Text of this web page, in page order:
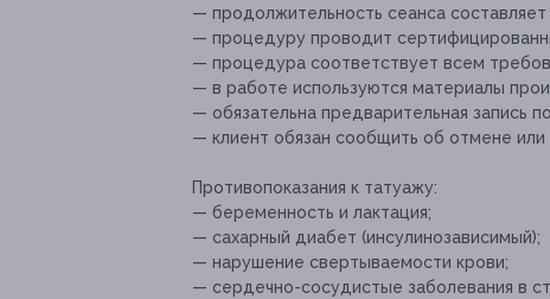
— продолжительность сеанса составляет
— процедуру проводит
— процедура соответствует всем
— в работе используются материалы
— обязательна предварительная запись
— клиент обязан сообщить об отмене или
Противопоказания к татуажу:
— беременность и лактация;
— сахарный диабет (инсулинозависимый);
— нарушение свертываемости крови;
— сердечно-сосудистые заболевания в